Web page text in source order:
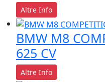
Altre Info
BMW M8
625 CV
Altre Info